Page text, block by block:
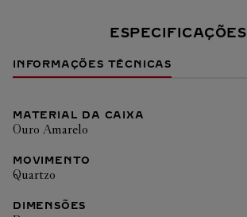
ESPECIFICAÇÕES
INFORMAÇÕES TÉCNICAS
MATERIAL DA CAIXA
Ouro Amarelo
MOVIMENTO
Quartzo
DIMENSÕES